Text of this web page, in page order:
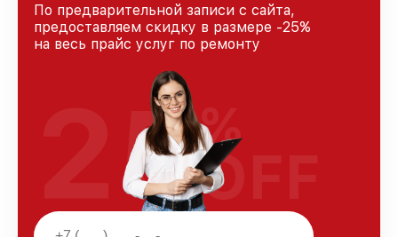
По предварительной записи с сайта,
предоставляем скидку в размере -25%
на весь прайс услуг по ремонту
25%
OFF